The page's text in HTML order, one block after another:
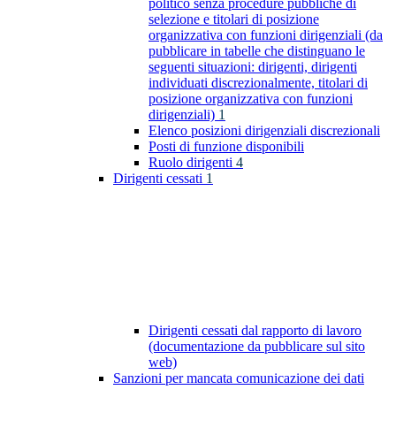
politico senza procedure pubbliche di
selezione e titolari di posizione
organizzativa con funzioni dirigenziali (da
pubblicare in tabelle che distinguano le
seguenti situazioni: dirigenti, dirigenti
individuati discrezionalmente, titolari di
posizione organizzativa con funzioni
dirigenziali) 1
Elenco posizioni dirigenziali discrezionali
Posti di funzione disponibili
Ruolo dirigenti 4
Dirigenti cessati 1
Dirigenti cessati dal rapporto di lavoro
(documentazione da pubblicare sul sito
web)
Sanzioni per mancata comunicazione dei dati